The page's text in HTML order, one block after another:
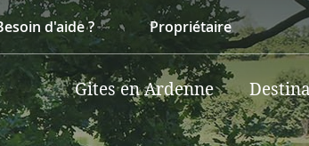
d'aide ? Propriétaire
Gites en Ardenne